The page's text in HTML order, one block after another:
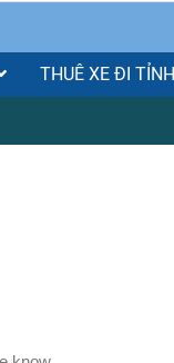
THUÊ XE ĐI TỈNH